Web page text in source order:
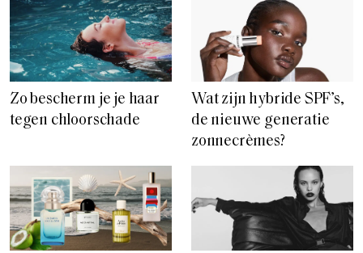
Zo bescherm je je haar
tegen chloorschade
Wat zijn hybride SPF’s,
de nieuwe generatie
zonnecrèmes?